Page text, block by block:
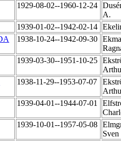
1929-08-02--1960-12-24
A.
1939-01-02--1942-02-14
1938-10-24--1942-09-30
1939-03-30--1951-10-25
1938-11-29--1953-07-07
1939-04-01--1944-07-01
1939-10-01--1957-05-08
Sven